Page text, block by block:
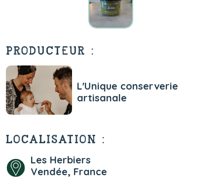
PRODUCTEUR :
L'Unique conserverie
artisanale
LOCALISATION :
Les Herbiers
Vendée, France